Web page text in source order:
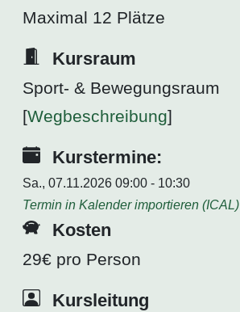
Maximal 12 Plätze
Kursraum
Sport- & Bewegungsraum
[Wegbeschreibung]
Kurstermine:
Sa., 07.11.2026 09:00 - 10:30
Termin in Kalender importieren (ICAL)
Kosten
29€ pro Person
Kursleitung